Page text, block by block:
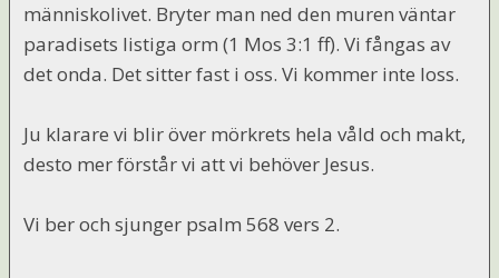
människolivet. Bryter man ned den muren väntar
paradisets listiga orm (1 Mos 3:1 ff). Vi fångas av
det onda. Det sitter fast i oss. Vi kommer inte loss.
Ju klarare vi blir över mörkrets hela våld och makt,
desto mer förstår vi att vi behöver Jesus.
Vi ber och sjunger psalm 568 vers 2.